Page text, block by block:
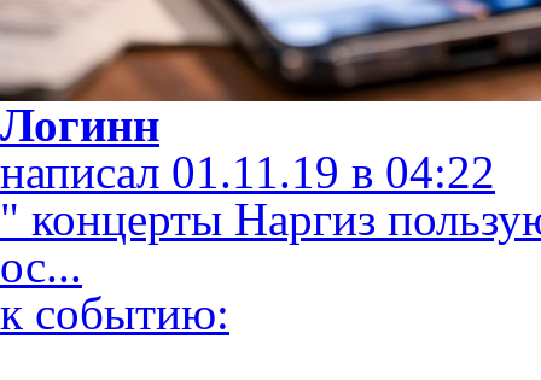
Логинн
написал 01.11.19 в 04:22
" концерты Наргиз
ос...
к событию: